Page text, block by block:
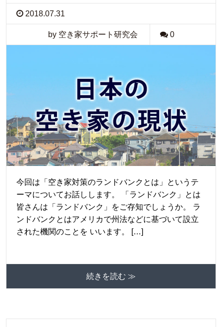
2018.07.31
by 空き家サポート研究会 0
今回は「空き家対策のランドバンクとは」というテ
ーマについてお話しします。 「ランドバンク」とは
皆さんは「ランドバンク」をご存知でしょうか。 ラ
ンドバンクとはアメリカで州法などに基づいて設立
された機関のことを いいます。 […]
続きを読む ≫